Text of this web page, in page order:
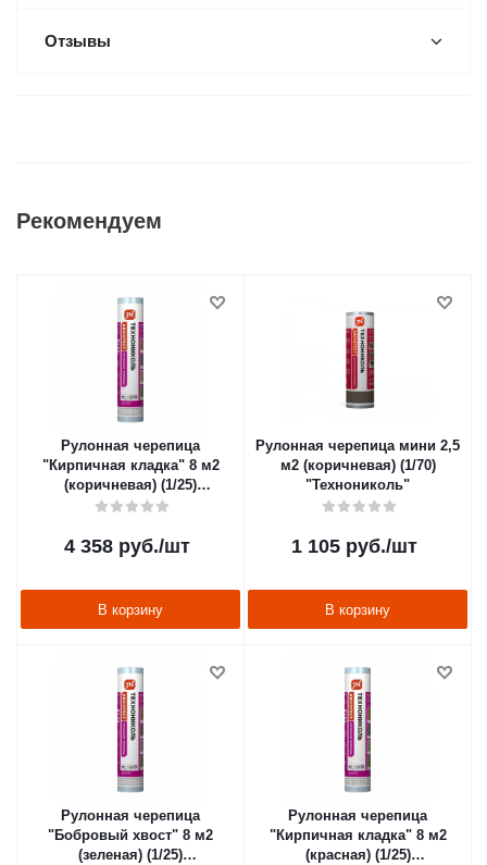
Отзывы
Рекомендуем
Рулонная черепица
"Кирпичная кладка" 8 м2
(коричневая) (1/25)
"Технониколь"
4 358руб./шт
В корзину
Рулонная черепица мини 2,5
м2 (коричневая) (1/70)
"Технониколь"
1 105руб./шт
В корзину
Рулонная черепица
"Бобровый хвост" 8 м2
(зеленая) (1/25)
Рулонная черепица
"Кирпичная кладка" 8 м2
(красная) (1/25)